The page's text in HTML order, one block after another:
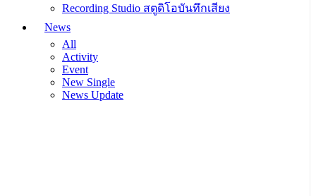
Recording Studio สตูดิโอบันทึกเสียง
News
All
Activity
Event
New Single
News Update